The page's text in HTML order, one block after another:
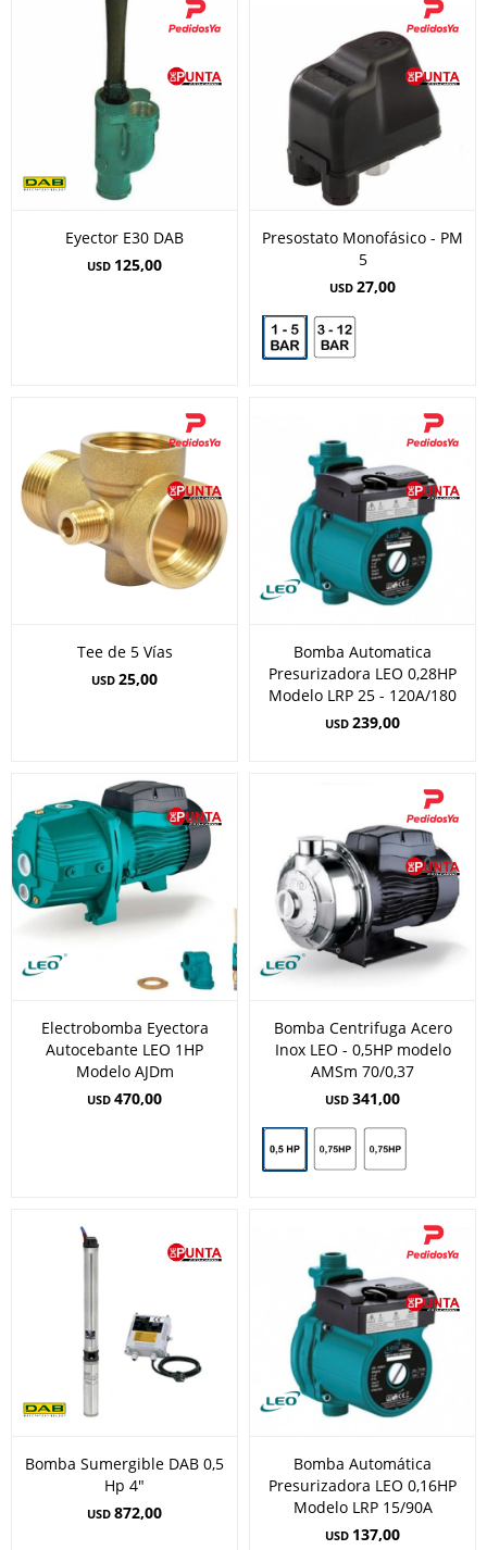
Eyector E30 DAB
USD 125,00
Presostato Monofásico - PM
5
USD 27,00
Tee de 5 Vías
USD 25,00
Bomba Automatica
Presurizadora LEO 0,28HP
Modelo LRP 25 - 120A/180
USD 239,00
Electrobomba Eyectora
Autocebante LEO 1HP
Modelo AJDm
USD 470,00
Bomba Centrifuga Acero
Inox LEO - 0,5HP modelo
AMSm 70/0,37
USD 341,00
Bomba Sumergible DAB 0,5
Hp 4"
USD 872,00
Bomba Automática
Presurizadora LEO 0,16HP
Modelo LRP 15/90A
USD 137,00